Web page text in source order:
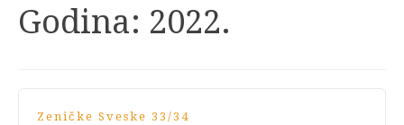
Godina: 2022.
Zeničke Sveske 33/34